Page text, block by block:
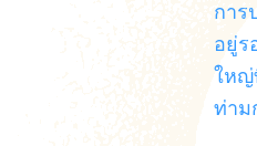
การ
อยู่ร
ใหญ่
ท่าม